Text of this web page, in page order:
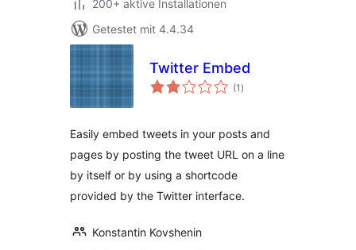
200+ aktive Installationen
Getestet mit 4.4.34
Twitter Embed
(1 Bewertungen
insgesamt
)
Easily embed tweets in your posts and
pages by posting the tweet URL on a line
by itself or by using a shortcode
provided by the Twitter interface.
Konstantin Kovshenin